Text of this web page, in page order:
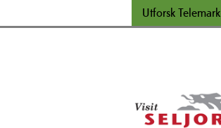
Utforsk Telemark